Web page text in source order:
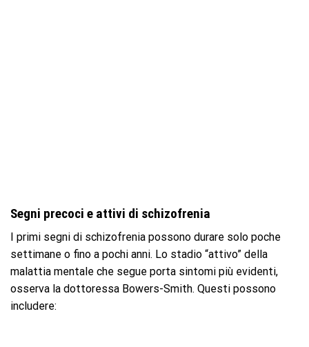
Segni precoci e attivi di schizofrenia
I primi segni di schizofrenia possono durare solo poche
settimane o fino a pochi anni. Lo stadio “attivo” della
malattia mentale che segue porta sintomi più evidenti,
osserva la dottoressa Bowers-Smith. Questi possono
includere: